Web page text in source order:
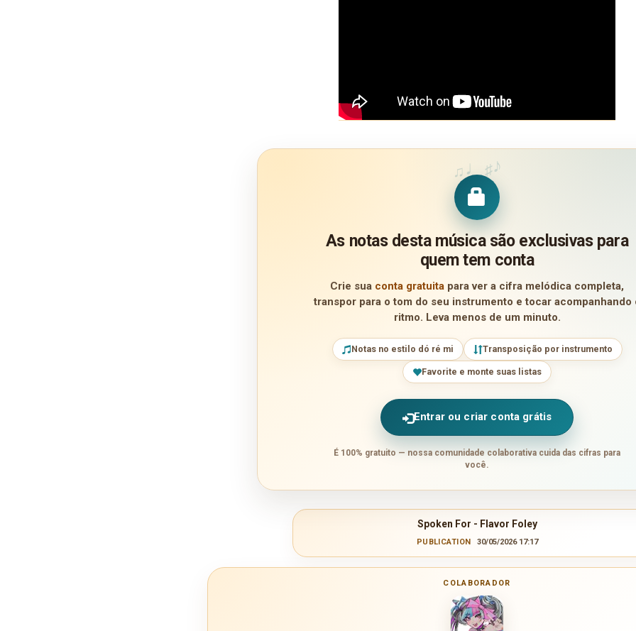
♫ ♩ ♯♪
As notas desta música são exclusivas para
quem tem conta
Crie sua conta gratuita para ver a cifra melódica completa,
transpor para o tom do seu instrumento e tocar acompanhando
ritmo. Leva menos de um minuto.
Notas no estilo dó ré mi Transposição por instrumento
Favorite e monte suas listas
Entrar ou criar conta grátis
É 100% gratuito — nossa comunidade colaborativa cuida das cifras para
você.
Spoken For - Flavor Foley
PUBLICATION 30/05/2026 17:17
COLABORADOR